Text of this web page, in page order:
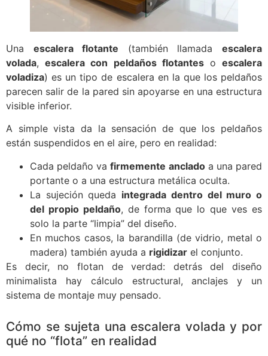
Una escalera flotante (también llamadaescalera
volada,escalera con peldaños flotantesoescalera
voladiza) es un tipo de escalera en la que los peldaños
parecen salir de la pared sin apoyarse en una estructura
visible inferior.
A simple vista da la sensación de que los peldaños
están suspendidos en el aire, pero en realidad:
Cada peldaño vafirmemente ancladoa una pared
portante o a una estructura metálica oculta.
La sujeción queda integrada dentro del muro o
del propio peldaño, de forma que lo que ves es
solo la parte “limpia” del diseño.
En muchos casos, la barandilla (de vidrio, metal o
madera) también ayuda a rigidizar el conjunto.
Es decir, no flotan de verdad: detrás del diseño
minimalista hay cálculo estructural, anclajes y un
sistema de montaje muy pensado.
Cómo se sujeta una escalera volada y por
qué no “flota” en realidad